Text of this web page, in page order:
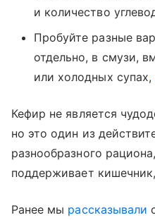
и количество
Пробуйте разные
отдельно, в смузи,
или холодных супах,
Кефир не является
но это один из
разнообразного
поддерживает
Ранее мы рассказывали